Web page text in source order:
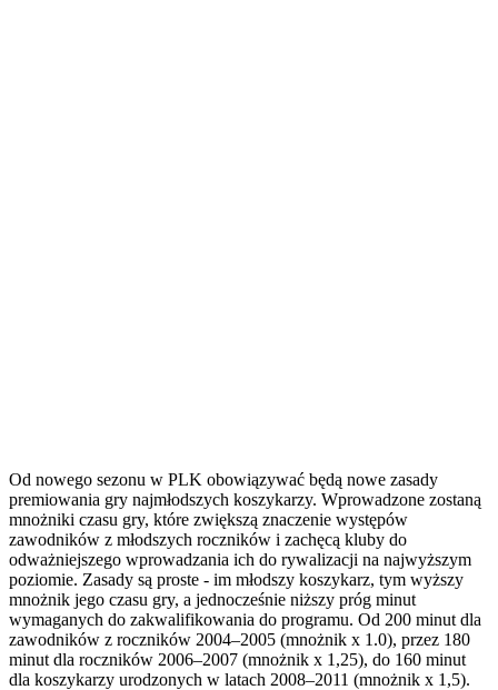
Od nowego sezonu w PLK obowiązywać będą nowe zasady
premiowania gry najmłodszych koszykarzy. Wprowadzone zostaną
mnożniki czasu gry, które zwiększą znaczenie występów
zawodników z młodszych roczników i zachęcą kluby do
odważniejszego wprowadzania ich do rywalizacji na najwyższym
poziomie. Zasady są proste - im młodszy koszykarz, tym wyższy
mnożnik jego czasu gry, a jednocześnie niższy próg minut
wymaganych do zakwalifikowania do programu. Od 200 minut dla
zawodników z roczników 2004–2005 (mnożnik x 1.0), przez 180
minut dla roczników 2006–2007 (mnożnik x 1,25), do 160 minut
dla koszykarzy urodzonych w latach 2008–2011 (mnożnik x 1,5).